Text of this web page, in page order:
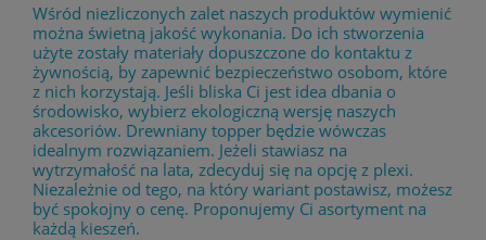
Wśród niezliczonych zalet naszych produktów wymienić
można świetną jakość wykonania. Do ich stworzenia
użyte zostały materiały dopuszczone do kontaktu z
żywnością, by zapewnić bezpieczeństwo osobom, które
z nich korzystają. Jeśli bliska Ci jest idea dbania o
środowisko, wybierz ekologiczną wersję naszych
akcesoriów. Drewniany topper będzie wówczas
idealnym rozwiązaniem. Jeżeli stawiasz na
wytrzymałość na lata, zdecyduj się na opcję z plexi.
Niezależnie od tego, na który wariant postawisz, możesz
być spokojny o cenę. Proponujemy Ci asortyment na
każdą kieszeń.